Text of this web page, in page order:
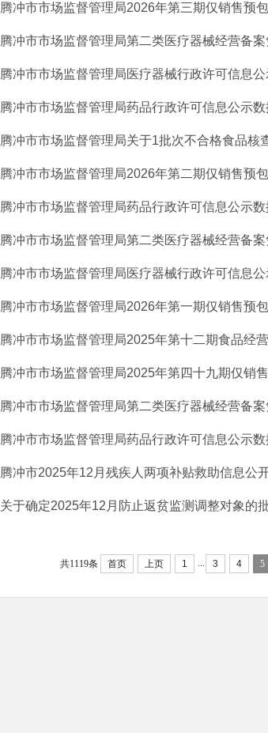
腾冲市市场监督管理局2026年第三期仅销售预
腾冲市市场监督管理局第二类医疗器械经营备
腾冲市市场监督管理局医疗器械行政许可信息
腾冲市市场监督管理局药品行政许可信息公示
腾冲市市场监督管理局关于1批次不合格食品核
腾冲市市场监督管理局2026年第二期仅销售预
腾冲市市场监督管理局药品行政许可信息公示
腾冲市市场监督管理局第二类医疗器械经营备
腾冲市市场监督管理局医疗器械行政许可信息
腾冲市市场监督管理局2026年第一期仅销售预
腾冲市市场监督管理局2025年第十二期食品经
腾冲市市场监督管理局2025年第四十九期仅销
腾冲市市场监督管理局第二类医疗器械经营备
腾冲市市场监督管理局药品行政许可信息公示
腾冲市2025年12月残疾人两项补贴救助信息公
关于确定2025年12月防止返贫监测调整对象的
共1119条 首页 上页 1 3 4 5